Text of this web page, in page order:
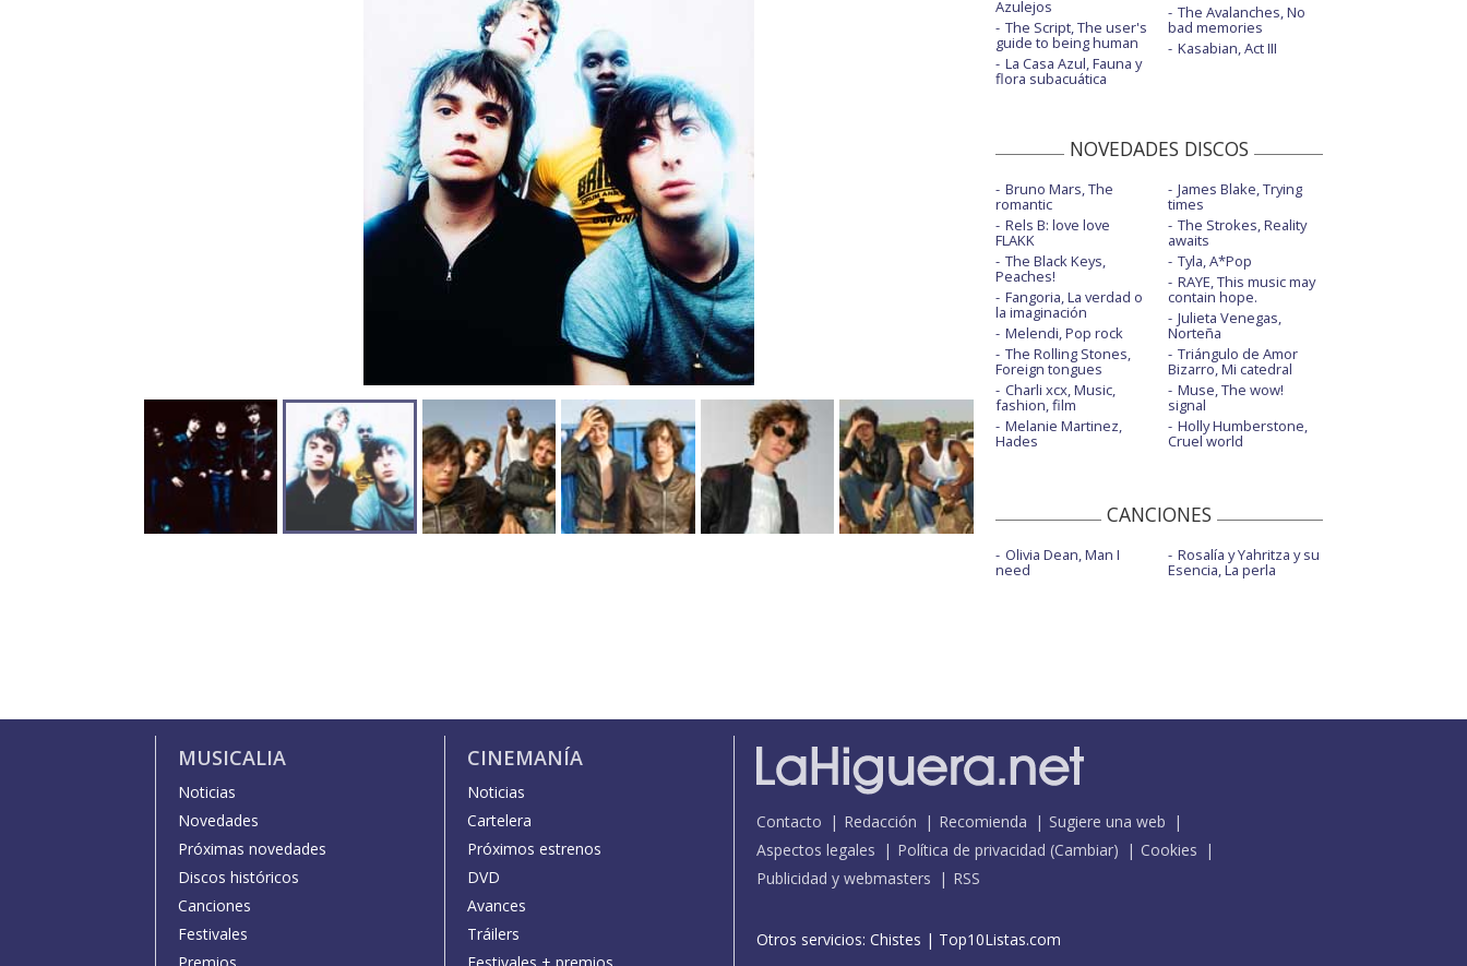
Azulejos
The Script, The user's
guide to being human
La Casa Azul, Fauna y
flora subacuática
The Avalanches, No
bad memories
Kasabian, Act III
NOVEDADES DISCOS
Bruno Mars, The
romantic
Rels B: love love
FLAKK
The Black Keys,
Peaches!
Fangoria, La verdad o
la imaginación
Melendi, Pop rock
The Rolling Stones,
Foreign tongues
Charli xcx, Music,
fashion, film
Melanie Martinez,
Hades
James Blake, Trying
times
The Strokes, Reality
awaits
Tyla, A*Pop
RAYE, This music may
contain hope.
Julieta Venegas,
Norteña
Triángulo de Amor
Bizarro, Mi catedral
Muse, The wow!
signal
Holly Humberstone,
Cruel world
CANCIONES
Olivia Dean, Man I
need
Rosalía y Yahritza y su
Esencia, La perla
MUSICALIA
Noticias
Novedades
Próximas novedades
Discos históricos
Canciones
Festivales
CINEMANÍA
Noticias
Cartelera
Próximos estrenos
DVD
Avances
Tráilers
Contacto Redacción Recomienda
Sugiere una web
Aspectos legales
Política de privacidad (Cambiar)
Cookies
Publicidad y webmasters
RSS
Otros servicios: Chistes | Top10Listas.com